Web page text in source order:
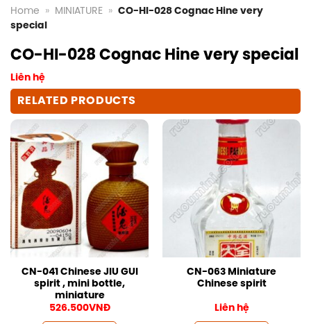
Home » MINIATURE » CO-HI-028 Cognac Hine very
special
CO-HI-028 Cognac Hine very special
Liên hệ
RELATED PRODUCTS
CN-041 Chinese JIU GUI
spirit , mini bottle,
miniature
526.500VNĐ
CN-063 Miniature
Chinese spirit
Liên hệ